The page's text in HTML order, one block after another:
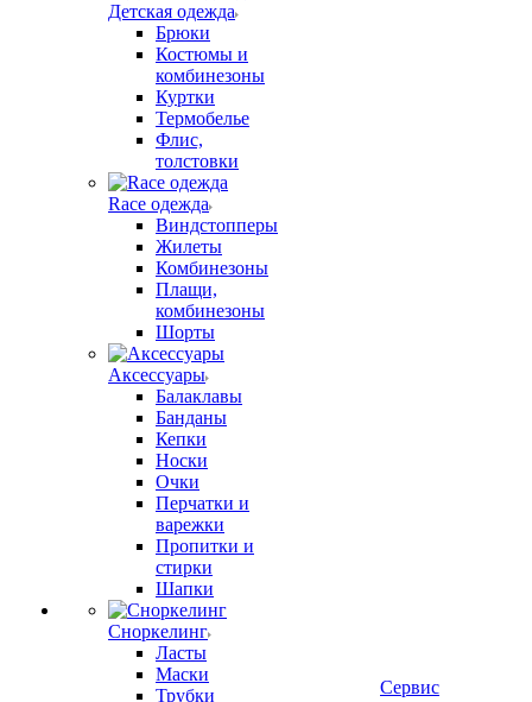
Детская одежда
Брюки
Костюмы и
комбинезоны
Куртки
Термобелье
Флис,
толстовки
Race одежда
Виндстопперы
Жилеты
Комбинезоны
Плащи,
комбинезоны
Шорты
Аксессуары
Балаклавы
Банданы
Кепки
Носки
Очки
Перчатки и
варежки
Пропитки и
стирки
Шапки
Сноркелинг
Ласты
Маски
Трубки
Сервис